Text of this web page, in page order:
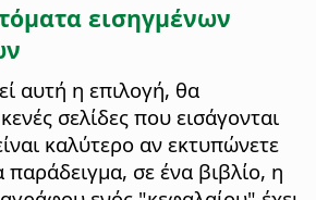
εισηγμένων
αυτή η επιλογή, θα
σελίδες που εισάγονται
καλύτερο αν εκτυπώνετε
παράδειγμα, σε ένα βιβλίο, η